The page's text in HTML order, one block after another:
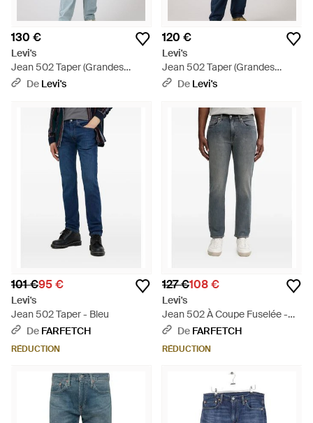
130 €
Levi's
Jean 502 Taper (Grandes
Tailles) - Bleu
De Levi's
120 €
Levi's
Jean 502 Taper (Grandes
Tailles) - Bleu
De Levi's
101 €95 €
Levi's
Jean 502 Taper - Bleu
De FARFETCH
RÉDUCTION
127 €108 €
Levi's
Jean 502 À Coupe Fuselée -
BleuDe FARFETCH
RÉDUCTION